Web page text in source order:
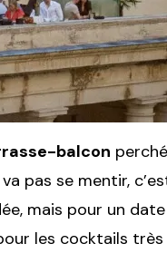
balcon
pas se mentir,
mais pour un
les cocktails très